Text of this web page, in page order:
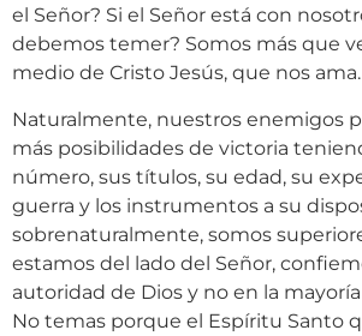
el Señor? Si el Señor está con
debemos temer? Somos más que
medio de Cristo Jesús, que nos ama.
Naturalmente, nuestros enemigos
más posibilidades de victoria
número, sus títulos, su edad, su
guerra y los instrumentos a su
sobrenaturalmente, somos
estamos del lado del Señor,
autoridad de Dios y no en la
No temas porque el Espíritu Santo